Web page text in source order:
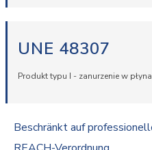
UNE 48307
Produkt typu I - zanurzenie w
Beschränkt auf